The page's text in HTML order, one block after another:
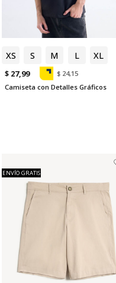
XS S M L XL
$ 27,99
$ 24,15
Camiseta con Detalles Gráficos
ENVÍO GRATIS